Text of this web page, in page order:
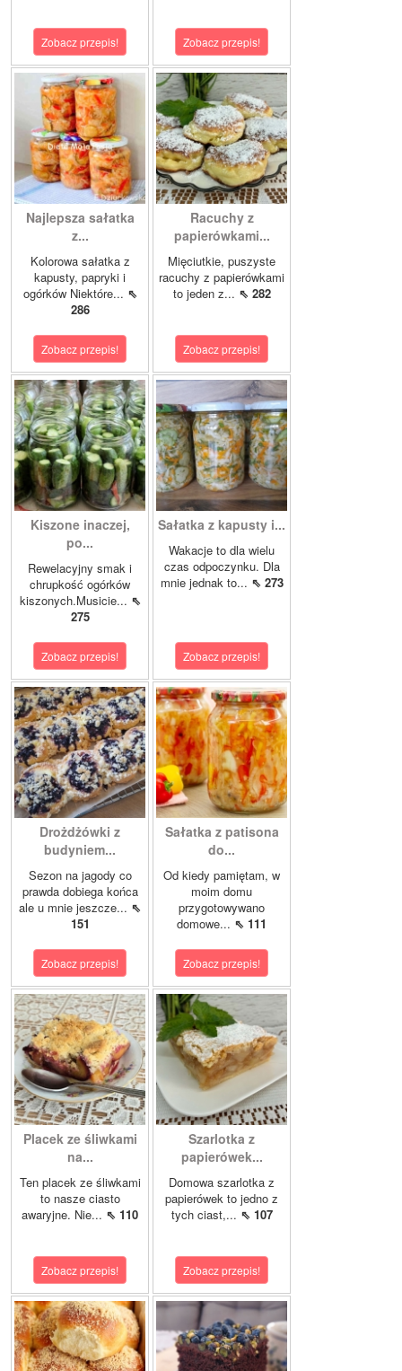
Zobacz przepis! Zobacz przepis!
Najlepsza sałatka
z...
Kolorowa sałatka z
kapusty, papryki i
ogórków Niektóre... ⇖
286
Zobacz przepis!
Racuchy z
papierówkami...
Mięciutkie, puszyste
racuchy z papierówkami
to jeden z... ⇖ 282
Zobacz przepis!
Kiszone inaczej,
po...
Rewelacyjny smak i
chrupkość ogórków
kiszonych.Musicie... ⇖
275
Zobacz przepis!
Sałatka z kapusty i...
Wakacje to dla wielu
czas odpoczynku. Dla
mnie jednak to... ⇖ 273
Zobacz przepis!
Drożdżówki z
budyniem...
Sezon na jagody co
prawda dobiega końca
ale u mnie jeszcze... ⇖
151
Zobacz przepis!
Sałatka z patisona
do...
Od kiedy pamiętam, w
moim domu
przygotowywano
domowe... ⇖ 111
Zobacz przepis!
Placek ze śliwkami
na...
Ten placek ze śliwkami
to nasze ciasto
awaryjne. Nie... ⇖ 110
Zobacz przepis!
Szarlotka z
papierówek...
Domowa szarlotka z
papierówek to jedno z
tych ciast,... ⇖ 107
Zobacz przepis!